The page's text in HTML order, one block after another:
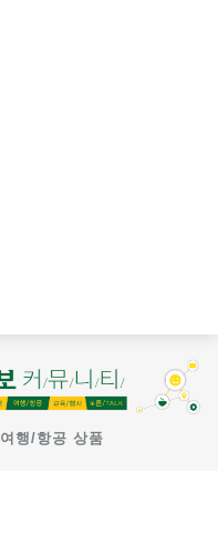
여행/항공 상품